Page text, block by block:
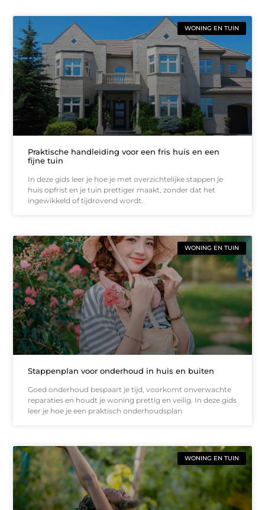
WONING EN TUIN
Praktische handleiding voor een fris huis en een
fijne tuin
In deze gids leer je hoe je met overzichtelijke stappen je
huis opfrist en je tuin prettiger maakt, zonder dat het
ingewikkeld of tijdrovend wordt.
WONING EN TUIN
Stappenplan voor onderhoud in huis en buiten
Goed onderhoud bespaart je tijd, voorkomt onverwachte
reparaties en houdt je woning prettig en veilig. In deze gids
leer je hoe je een praktisch onderhoudsplan
WONING EN TUIN